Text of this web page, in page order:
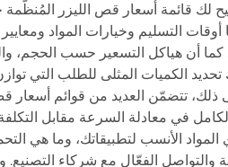
لك قائمة أسعار قص الليزر
أوقات التسليم وخيارات المواد
أن هياكل التسعير حسب الحجم،
الكميات المثلى للطلب التي
ذلك، تتضمّن العديد من قوائم أسعار
في معادلة السرعة مقابل
المواد الأنسب لتطبيقاتك، وما هي
والتواصل الفعّال مع شركاء